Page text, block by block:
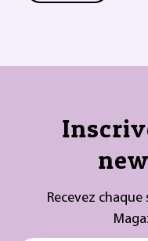
Recevez